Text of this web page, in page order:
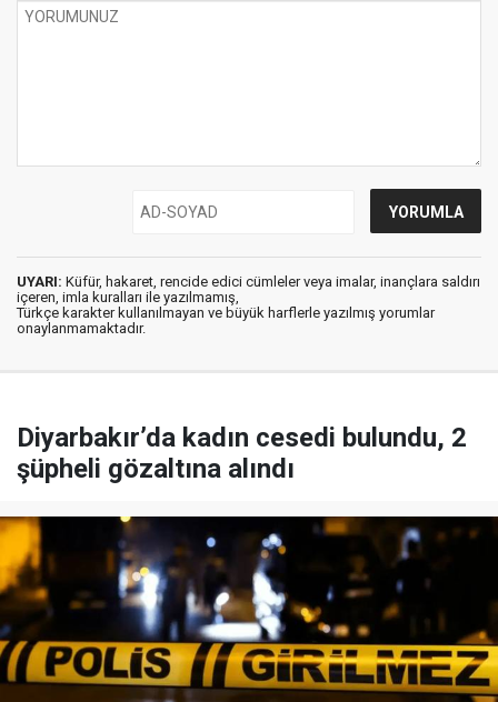
UYARI: Küfür, hakaret, rencide edici cümleler veya imalar, inançlara saldırı
içeren, imla kuralları ile yazılmamış,
Türkçe karakter kullanılmayan ve büyük harflerle yazılmış yorumlar
onaylanmamaktadır.
Diyarbakır’da kadın cesedi bulundu, 2
şüpheli gözaltına alındı